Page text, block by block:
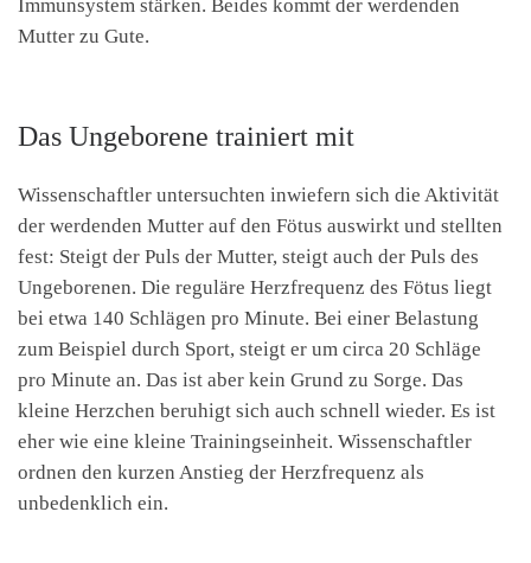
Immunsystem stärken. Beides kommt der werdenden
Mutter zu Gute.
Das Ungeborene trainiert mit
Wissenschaftler untersuchten inwiefern sich die Aktivität
der werdenden Mutter auf den Fötus auswirkt und stellten
fest: Steigt der Puls der Mutter, steigt auch der Puls des
Ungeborenen. Die reguläre Herzfrequenz des Fötus liegt
bei etwa 140 Schlägen pro Minute. Bei einer Belastung
zum Beispiel durch Sport, steigt er um circa 20 Schläge
pro Minute an. Das ist aber kein Grund zu Sorge. Das
kleine Herzchen beruhigt sich auch schnell wieder. Es ist
eher wie eine kleine Trainingseinheit. Wissenschaftler
ordnen den kurzen Anstieg der Herzfrequenz als
unbedenklich ein.